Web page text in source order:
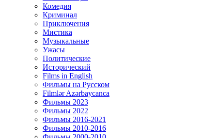
Комедия
Криминал
Приключения
Мистика
Музыкальные
Ужасы
Политические
Исторический
Films in English
Фильмы на Русском
Filmlər Azərbaycanca
Фильмы 2023
Фильмы 2022
Фильмы 2016-2021
Фильмы 2010-2016